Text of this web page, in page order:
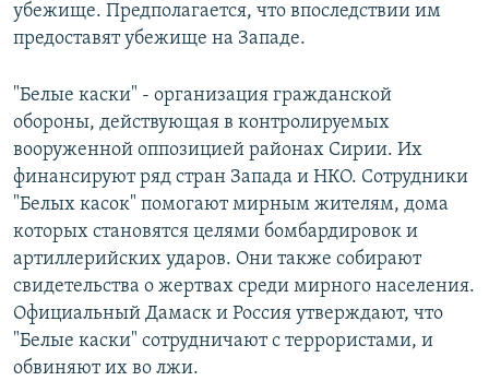
убежище. Предполагается, что впоследствии им
предоставят убежище на Западе.
"Белые каски" - организация гражданской
обороны, действующая в контролируемых
вооруженной оппозицией районах Сирии. Их
финансируют ряд стран Запада и НКО. Сотрудники
"Белых касок" помогают мирным жителям, дома
которых становятся целями бомбардировок и
артиллерийских ударов. Они также собирают
свидетельства о жертвах среди мирного населения.
Официальный Дамаск и Россия утверждают, что
"Белые каски" сотрудничают с террористами, и
обвиняют их во лжи.